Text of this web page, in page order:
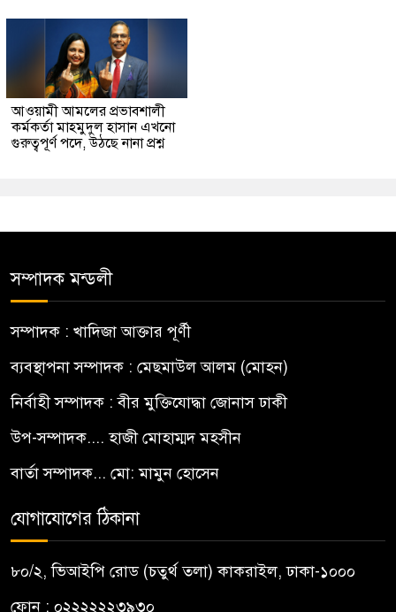
আওয়ামী আমলের প্রভাবশালী
কর্মকর্তা মাহমুদুল হাসান এখনো
গুরুত্বপূর্ণ পদে, উঠছে নানা প্রশ্ন
সম্পাদক মন্ডলী
সম্পাদক : খাদিজা আক্তার পূর্ণী
ব্যবস্থাপনা সম্পাদক : মেছমাউল আলম (মোহন)
নির্বাহী সম্পাদক : বীর মুক্তিযোদ্ধা জোনাস ঢাকী
উপ-সম্পাদক.... হাজী মোহাম্মদ মহসীন
বার্তা সম্পাদক... মো: মামুন হোসেন
যোগাযোগের ঠিকানা
৮০/২, ভিআইপি রোড (চতুর্থ তলা) কাকরাইল, ঢাকা-১০০০
ফোন : ০২২২২২২৩৯৩০